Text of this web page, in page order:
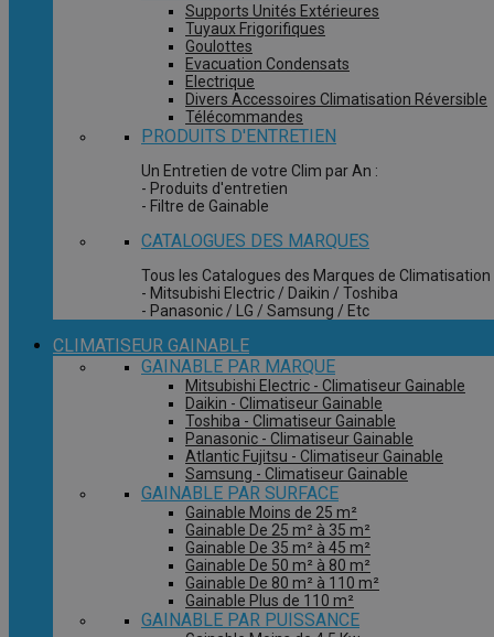
Supports Unités Extérieures
Tuyaux Frigorifiques
Goulottes
Evacuation Condensats
Electrique
Divers Accessoires Climatisation Réversible
Télécommandes
PRODUITS D'ENTRETIEN
Un Entretien de votre Clim par An :
- Produits d'entretien
- Filtre de Gainable
CATALOGUES DES MARQUES
Tous les Catalogues des Marques de Climatisation
- Mitsubishi Electric / Daikin / Toshiba
- Panasonic / LG / Samsung / Etc
CLIMATISEUR GAINABLE
GAINABLE PAR MARQUE
Mitsubishi Electric - Climatiseur Gainable
Daikin - Climatiseur Gainable
Toshiba - Climatiseur Gainable
Panasonic - Climatiseur Gainable
Atlantic Fujitsu - Climatiseur Gainable
Samsung - Climatiseur Gainable
GAINABLE PAR SURFACE
Gainable Moins de 25 m²
Gainable De 25 m² à 35 m²
Gainable De 35 m² à 45 m²
Gainable De 50 m² à 80 m²
Gainable De 80 m² à 110 m²
Gainable Plus de 110 m²
GAINABLE PAR PUISSANCE